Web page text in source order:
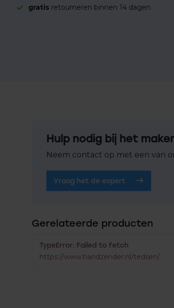
gratis retourneren binnen 14 dagen
Hulp nodig bij het
Neem contact op met een van
Vraag het de expert
Gerelateerde producten
TypeError: Failed to fetch
https://www.handzender.nl/tedsen/